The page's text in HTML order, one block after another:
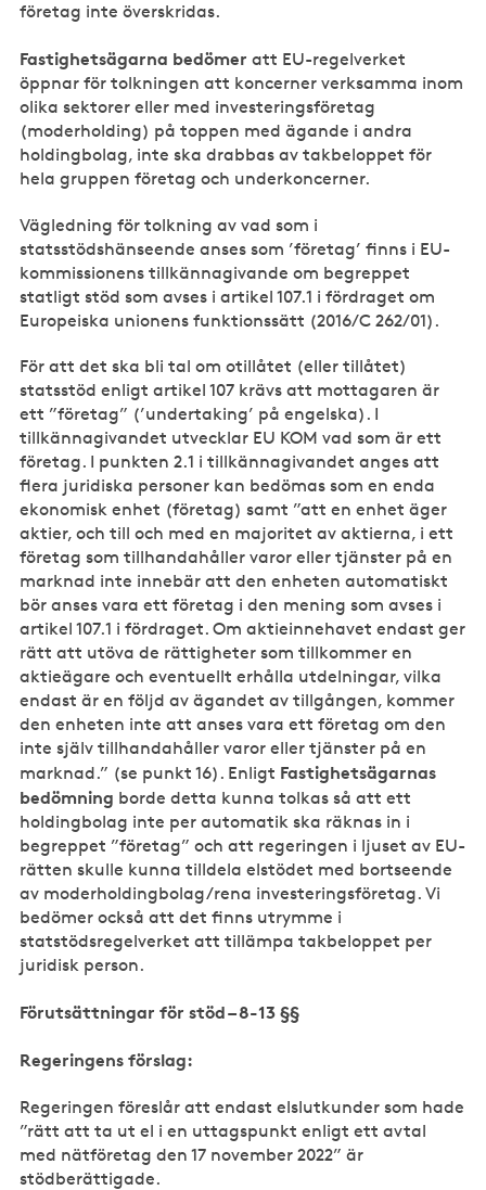
företag inte överskridas.
Fastighetsägarna bedömer att EU-regelverket
öppnar för tolkningen att koncerner verksamma inom
olika sektorer eller med investeringsföretag
(moderholding) på toppen med ägande i andra
holdingbolag, inte ska drabbas av takbeloppet för
hela gruppen företag och underkoncerner.
Vägledning för tolkning av vad som i
statsstödshänseende anses som ’företag’ finns i EU-
kommissionens tillkännagivande om begreppet
statligt stöd som avses i artikel 107.1 i fördraget om
Europeiska unionens funktionssätt (2016/C 262/01).
För att det ska bli tal om otillåtet (eller tillåtet)
statsstöd enligt artikel 107 krävs att mottagaren är
ett ”företag” (’undertaking’ på engelska). I
tillkännagivandet utvecklar EU KOM vad som är ett
företag. I punkten 2.1 i tillkännagivandet anges att
flera juridiska personer kan bedömas som en enda
ekonomisk enhet (företag) samt ”att en enhet äger
aktier, och till och med en majoritet av aktierna, i ett
företag som tillhandahåller varor eller tjänster på en
marknad inte innebär att den enheten automatiskt
bör anses vara ett företag i den mening som avses i
artikel 107.1 i fördraget. Om aktieinnehavet endast ger
rätt att utöva de rättigheter som tillkommer en
aktieägare och eventuellt erhålla utdelningar, vilka
endast är en följd av ägandet av tillgången, kommer
den enheten inte att anses vara ett företag om den
inte själv tillhandahåller varor eller tjänster på en
marknad.” (se punkt 16). Enligt Fastighetsägarnas
bedömning borde detta kunna tolkas så att ett
holdingbolag inte per automatik ska räknas in i
begreppet ”företag” och att regeringen i ljuset av EU-
rätten skulle kunna tilldela elstödet med bortseende
av moderholdingbolag/rena investeringsföretag. Vi
bedömer också att det finns utrymme i
statstödsregelverket att tillämpa takbeloppet per
juridisk person.
Förutsättningar för stöd – 8-13 §§
Regeringens förslag:
Regeringen föreslår att endast elslutkunder som hade
”rätt att ta ut el i en uttagspunkt enligt ett avtal
med nätföretag den 17 november 2022” är
stödberättigade.